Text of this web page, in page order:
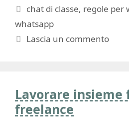
Tag
chat di classe, regole per
whatsapp
Lascia un commento
Lavorare insieme
freelance